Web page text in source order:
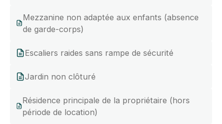
Mezzanine non adaptée aux enfants (absence
de garde-corps)
Escaliers raides sans rampe de sécurité
Jardin non clôturé
Résidence principale de la propriétaire (hors
période de location)